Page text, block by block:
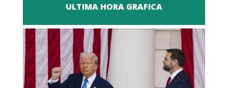
ULTIMA HORA GRAFICA